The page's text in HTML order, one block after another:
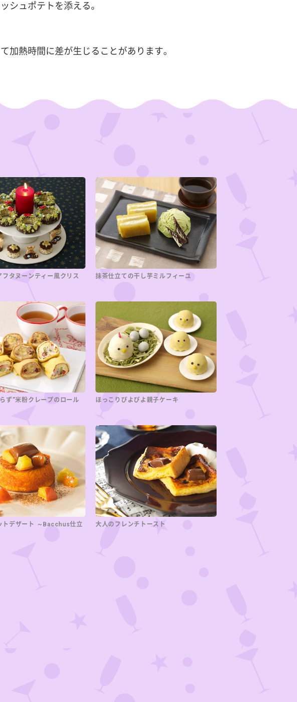
シュポテトを添える。
熱時間に差が生じることがあります。
フタヌーンティー風クリス
抹茶仕立ての干し芋ミルフィーユ
ず”米粉クレープのロール
ほっこりぴよぴよ親子ケーキ
トデザート ～Bacchus仕立
大人のフレンチトースト